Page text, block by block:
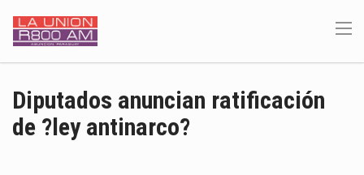
Diputados anuncian ratificación
de ?ley antinarco?